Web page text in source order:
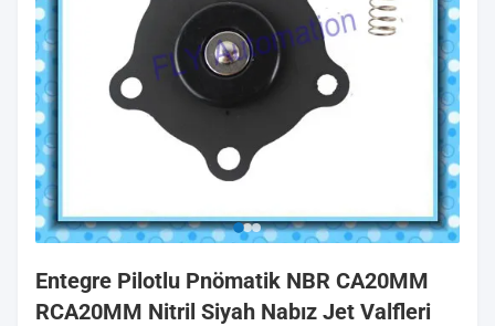
Entegre Pilotlu Pnömatik NBR CA20MM
RCA20MM Nitril Siyah Nabız Jet Valfleri